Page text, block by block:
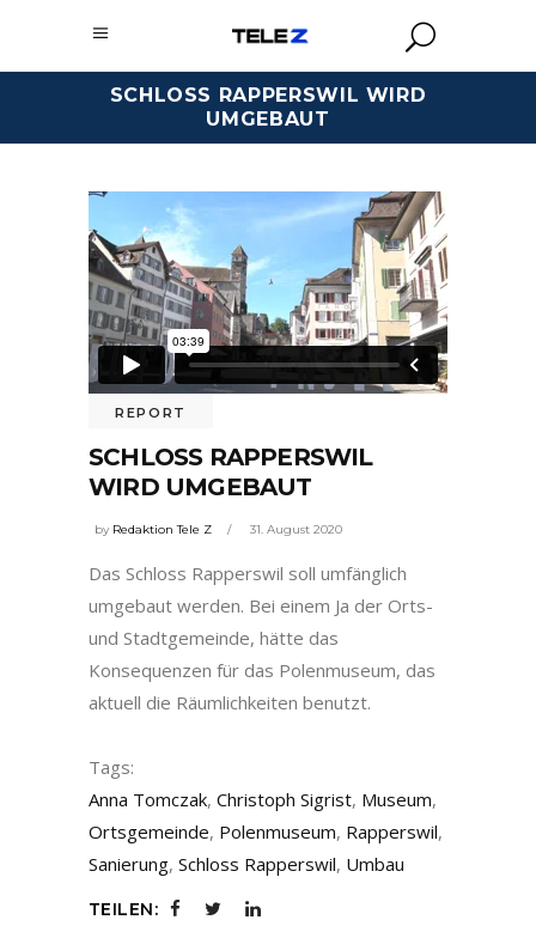
SCHLOSS RAPPERSWIL WIRD
UMGEBAUT
REPORT
SCHLOSS RAPPERSWIL
WIRD UMGEBAUT
by Redaktion Tele Z 31. August 2020
Das Schloss Rapperswil soll umfänglich
umgebaut werden. Bei einem Ja der Orts-
und Stadtgemeinde, hätte das
Konsequenzen für das Polenmuseum, das
aktuell die Räumlichkeiten benutzt.
Tags:
Anna Tomczak, Christoph Sigrist, Museum,
Ortsgemeinde, Polenmuseum, Rapperswil,
Sanierung, Schloss Rapperswil, Umbau
TEILEN: